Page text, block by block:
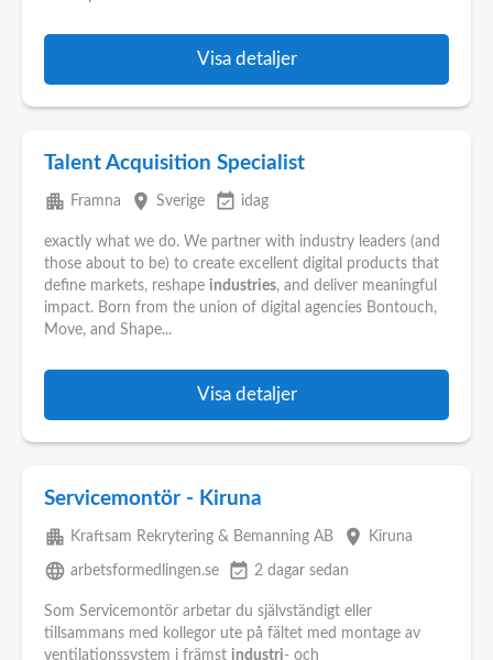
Visa detaljer
Talent Acquisition Specialist
apartment Framna place Sverige event_available idag
exactly what we do. We partner with industry leaders (and
those about to be) to create excellent digital products that
define markets, reshape industries, and deliver meaningful
impact. Born from the union of digital agencies Bontouch,
Move, and Shape...
Visa detaljer
Servicemontör - Kiruna
apartment Kraftsam Rekrytering & Bemanning AB place Kiruna
language arbetsformedlingen.se event_available 2 dagar sedan
Som Servicemontör arbetar du självständigt eller
tillsammans med kollegor ute på fältet med montage av
ventilationssystem i främst industri- och